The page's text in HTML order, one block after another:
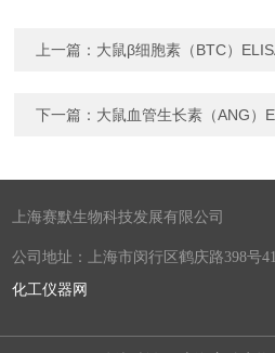
上一篇： 大鼠β细胞素（BTC）
下一篇： 大鼠血管生长素（ANG）
上海赛默生物科技发展有限公司
公司地址：上海市闵行区鹤庆路398号
化工仪器网